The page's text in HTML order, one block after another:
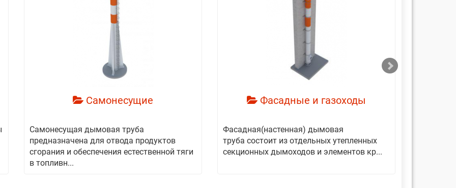
Самонесущие
Самонесущая дымовая труба
предназначена для отвода продуктов
сгорания и обеспечения естественной тяги
в топливн...
Фасадные и газоходы
Фасадная(настенная) дымовая
труба состоит из отдельных утепленных
секционных дымоходов и элементов кр...